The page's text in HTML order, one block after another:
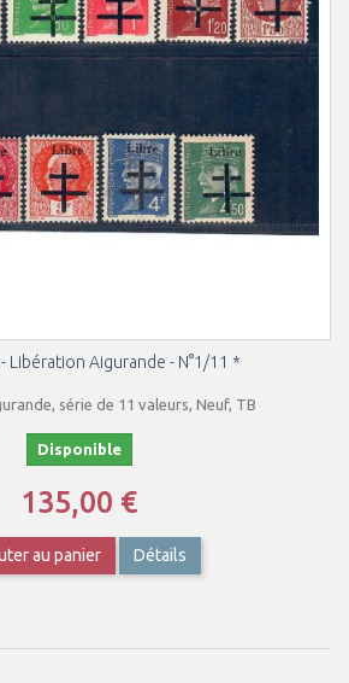
Libération Aigurande - N°1/11 *
série de 11 valeurs, Neuf, TB
Disponible
135,00 €
au panier Détails